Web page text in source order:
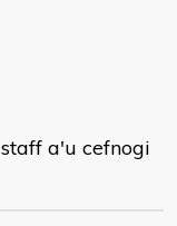
a'u cefnogi